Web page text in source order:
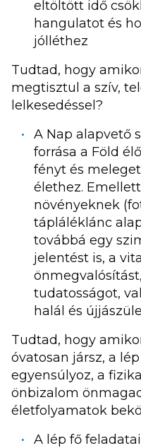
eltöltött idő
hangulatot és
jólléthez
Tudtad, hogy
megtisztul a szív,
lelkesedéssel?
A Nap alapvető
forrása a Föld
fényt és
élethez.
növényeknek
tápláléklánc
továbbá egy
jelentést is, a
tudatosságot,
halál és
Tudtad, hogy
óvatosan jársz, a
egyensúlyoz, a
önbizalom
életfolyamatok
A lép fő